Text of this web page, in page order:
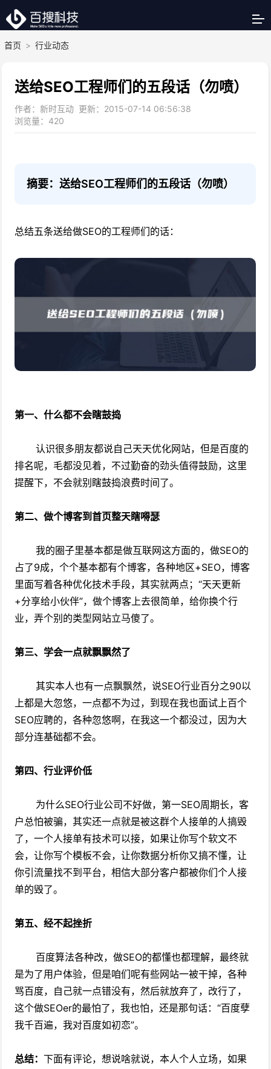
首页 > 行业动态
送给SEO工程师们的五段话（勿喷）
作者：新时互动 更新：2015-07-14 06:56:38
浏览量： 420
摘要：送给SEO工程师们的五段话（勿喷）
总结五条送给做SEO的工程师们的话：
第一、什么都不会瞎鼓捣
认识很多朋友都说自己天天优化网站，但是百度的
排名呢，毛都没见着，不过勤奋的劲头值得鼓励，这里
提醒下，不会就别瞎鼓捣浪费时间了。
第二、做个博客到首页整天瞎嘚瑟
我的圈子里基本都是做互联网这方面的，做SEO的
占了9成，个个基本都有个博客，各种地区+SEO，博客
里面写着各种优化技术手段，其实就两点；“天天更新
+分享给小伙伴”，做个博客上去很简单，给你换个行
业，弄个别的类型网站立马傻了。
第三、学会一点就飘飘然了
其实本人也有一点飘飘然，说SEO行业百分之90以
上都是大忽悠，一点都不为过，到现在我也面试上百个
SEO应聘的，各种忽悠啊，在我这一个都没过，因为大
部分连基础都不会。
第四、行业评价低
为什么SEO行业公司不好做，第一SEO周期长，客
户总怕被骗，其实还一点就是被这群个人接单的人搞毁
了，一个人接单有技术可以接，如果让你写个软文不
会，让你写个模板不会，让你数据分析你又搞不懂，让
你引流量找不到平台，相信大部分客户都被你们个人接
单的毁了。
第五、经不起挫折
百度算法各种改，做SEO的都懂也都理解，最终就
是为了用户体验，但是咱们呢有些网站一被干掉，各种
骂百度，自己就一点错没有，然后就放弃了，改行了，
这个做SEOer的最怕了，我也怕，还是那句话：“百度孽
我千百遍，我对百度如初恋”。
总结： 下面有评论，想说啥就说，本人个人立场，如果